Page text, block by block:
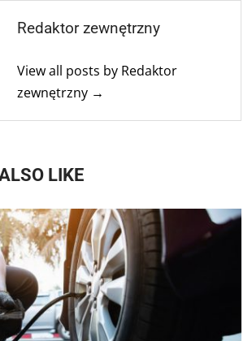
Redaktor zewnętrzny
View all posts by Redaktor
zewnętrzny →
LIKE